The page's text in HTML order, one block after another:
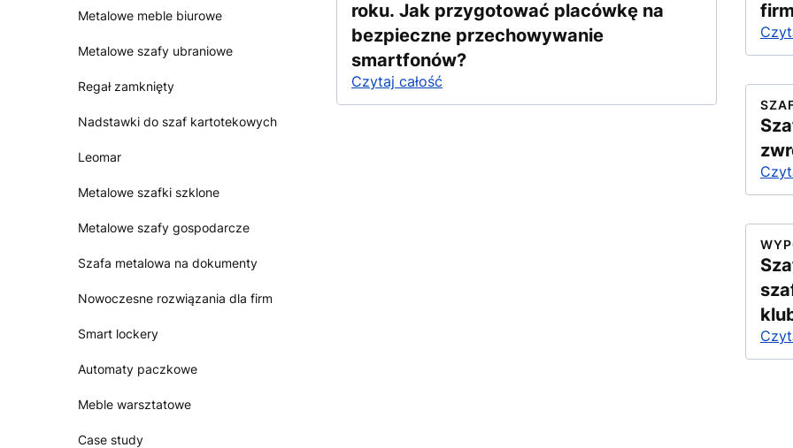
Metalowe meble biurowe
Metalowe szafy ubraniowe
Regał zamknięty
Nadstawki do szaf kartotekowych
Leomar
Metalowe szafki szklone
Metalowe szafy gospodarcze
Szafa metalowa na dokumenty
Nowoczesne rozwiązania dla firm
Smart lockery
Automaty paczkowe
Meble warsztatowe
Case study
roku. Jak przygotować placówkę na
bezpieczne przechowywanie
smartfonów?
Czytaj całość